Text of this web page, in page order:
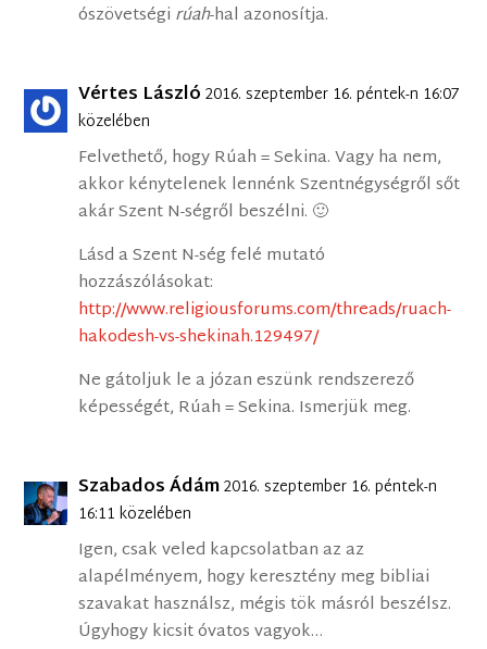
ószövetségi rúah-hal azonosítja.
Vértes László 2016. szeptember 16. péntek-n 16:07
közelében
Felvethető, hogy Rúah = Sekina. Vagy ha nem,
akkor kénytelenek lennénk Szentnégységről sőt
akár Szent N-ségről beszélni. 🙂
Lásd a Szent N-ség felé mutató
hozzászólásokat:
http://www.religiousforums.com/threads/ruach-
hakodesh-vs-shekinah.129497/
Ne gátoljuk le a józan eszünk rendszerező
képességét, Rúah = Sekina. Ismerjük meg.
Szabados Ádám2016. szeptember 16. péntek-n
16:11 közelében
Igen, csak veled kapcsolatban az az
alapélményem, hogy keresztény meg bibliai
szavakat használsz, mégis tök másról beszélsz.
Úgyhogy kicsit óvatos vagyok…